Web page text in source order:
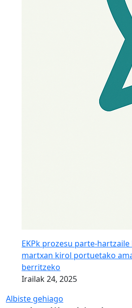
EKPk prozesu parte-
martxan kirol portuetako
berritzeko
Irailak 24, 2025
Albiste gehiago